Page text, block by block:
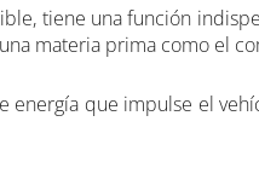
tiene una función
materia prima como el
energía que impulse el